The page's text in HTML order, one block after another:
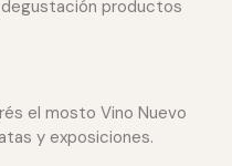
degustación productos
el mosto Vino Nuevo
y exposiciones.